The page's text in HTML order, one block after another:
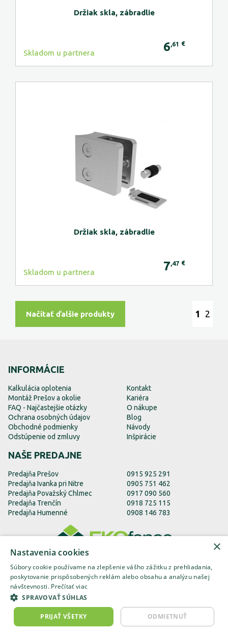
Držiak skla, zábradlie
Skladom u partnera 6 ,61 €
Držiak skla, zábradlie
Skladom u partnera 7 ,47 €
Načítať ďalšie produkty 1 2
INFORMÁCIE
Kalkulácia oplotenia
Montáž Prešov a okolie
FAQ - Najčastejšie otázky
Ochrana osobných údajov
Obchodné podmienky
Odstúpenie od zmluvy
Kontakt
Kariéra
O nákupe
Blog
Návody
Inšpirácie
NAŠE PREDAJNE
Predajňa Prešov
Predajňa Ivanka pri Nitre
Predajňa Považský Chlmec
Predajňa Trenčín
Predajňa Humenné
0915 925 291
0905 751 462
0917 090 560
0918 725 115
0908 146 783
EKOfence.sk
×
Nastavenia cookies
Súbory cookie používame na zlepšenie vášho zážitku z prehliadania,
poskytovanie prispôsobených reklám alebo obsahu a analýzu našej
návštevnosti. Prečítať viac
SPRAVOVAŤ SÚHLAS
PRIJAŤ VŠETKY ODMIETNUŤ